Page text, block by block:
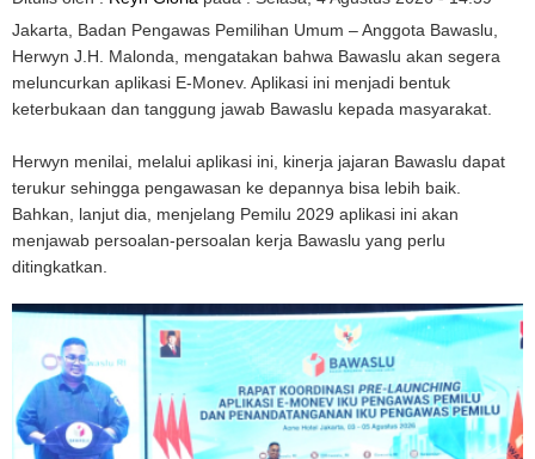
Jakarta, Badan Pengawas Pemilihan Umum – Anggota Bawaslu,
Herwyn J.H. Malonda, mengatakan bahwa Bawaslu akan segera
meluncurkan aplikasi E-Monev. Aplikasi ini menjadi bentuk
keterbukaan dan tanggung jawab Bawaslu kepada masyarakat.
Herwyn menilai, melalui aplikasi ini, kinerja jajaran Bawaslu dapat
terukur sehingga pengawasan ke depannya bisa lebih baik.
Bahkan, lanjut dia, menjelang Pemilu 2029 aplikasi ini akan
menjawab persoalan-persoalan kerja Bawaslu yang perlu
ditingkatkan.